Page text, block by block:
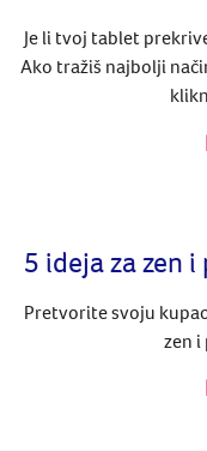
Je li tvoj tablet
Ako tražiš najbolji
5 ideja za zen
Pretvorite svoju
zen